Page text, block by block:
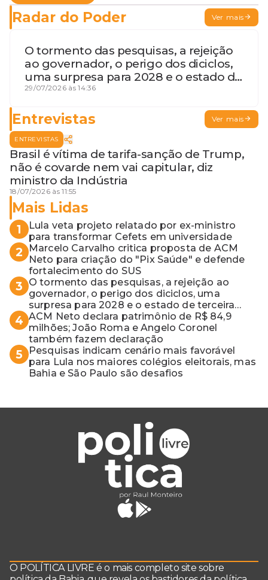
Radar do Poder Ver mais
O tormento das pesquisas, a rejeição
ao governador, o perigo dos diciclos,
uma surpresa para 2028 e o estado de
terceira guerra mundial
29/07/2026 às 14:36
Entrevistas Ver mais
ENTREVISTAS
Brasil é vítima de tarifa-sanção de Trump,
não é covarde nem vai capitular, diz
ministro da Indústria
18/07/2026 às 11:55
Mais Lidas
1
Lula veta projeto relatado por ex-ministro
para transformar Cefets em universidade
2
Marcelo Carvalho critica proposta de ACM
Neto para criação do "Pix Saúde" e defende
fortalecimento do SUS
3
O tormento das pesquisas, a rejeição ao
governador, o perigo dos diciclos, uma
surpresa para 2028 e o estado de terceira
guerra mundial
4 ACM Neto declara patrimônio de R$ 84,9
milhões; João Roma e Angelo Coronel
também fazem declaração
5
Pesquisas indicam cenário mais favorável
para Lula nos maiores colégios eleitorais, mas
Bahia e São Paulo são desafios
O POLÍTICA LIVRE é o mais completo site sobre